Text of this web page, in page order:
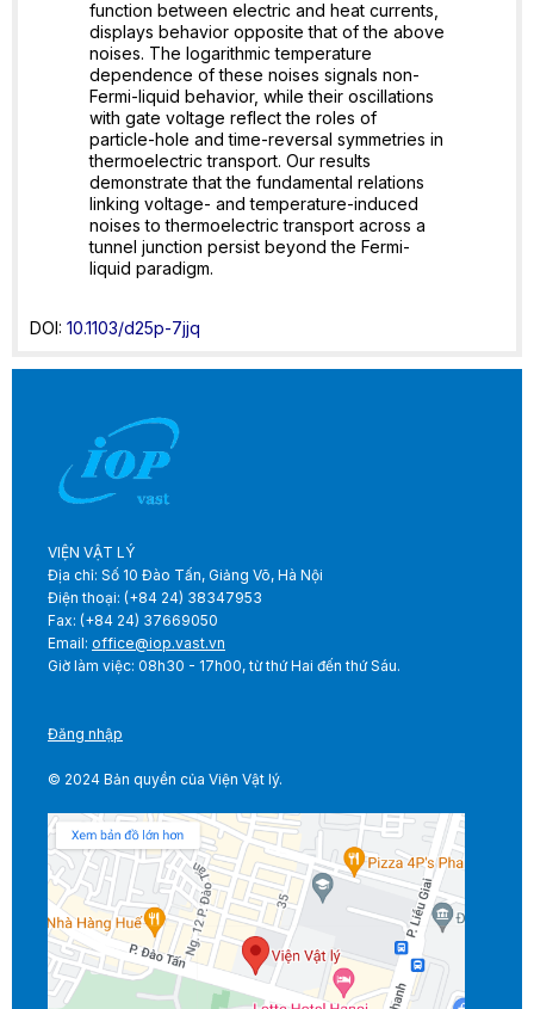
function between electric and heat currents,
displays behavior opposite that of the above
noises. The logarithmic temperature
dependence of these noises signals non-
Fermi-liquid behavior, while their oscillations
with gate voltage reflect the roles of
particle-hole and time-reversal symmetries in
thermoelectric transport. Our results
demonstrate that the fundamental relations
linking voltage- and temperature-induced
noises to thermoelectric transport across a
tunnel junction persist beyond the Fermi-
liquid paradigm.
DOI: 10.1103/d25p-7jjq
VIỆN VẬT LÝ
Địa chỉ: Số 10 Đào Tấn, Giảng Võ, Hà Nội
Điện thoại: (+84 24) 38347953
Fax: (+84 24) 37669050
Email: office@iop.vast.vn
Giờ làm việc: 08h30 - 17h00, từ thứ Hai đến thứ Sáu.
Đăng nhập
© 2024 Bản quyền của Viện Vật lý.